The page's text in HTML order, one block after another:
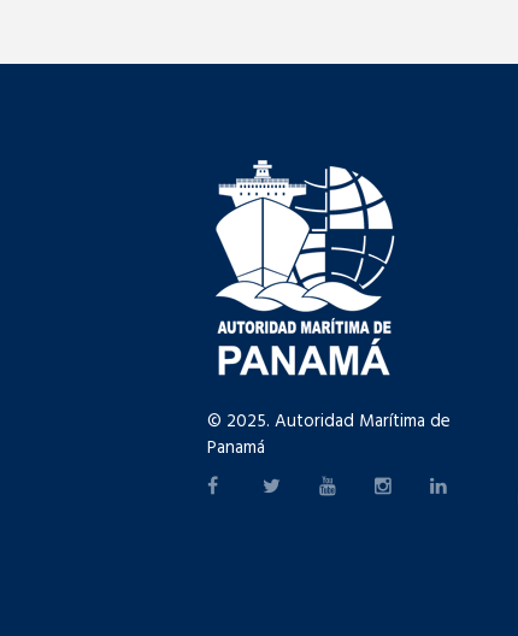
© 2025. Autoridad Marítima de
Panamá